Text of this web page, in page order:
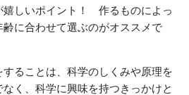
嬉しいポイント！ 作るものによっ
に合わせて選ぶのがオススメで
ることは、科学のしくみや原理を
く、科学に興味を持つきっかけと